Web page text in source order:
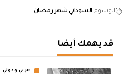
الوسوم السودانيشهر رمضان
قد يهمك أيضا
عربي ودولي